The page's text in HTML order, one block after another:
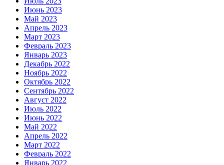
Июнь 2023
Май 2023
Апрель 2023
Март 2023
Февраль 2023
Январь 2023
Декабрь 2022
Ноябрь 2022
Октябрь 2022
Сентябрь 2022
Август 2022
Июль 2022
Июнь 2022
Май 2022
Апрель 2022
Март 2022
Февраль 2022
Январь 2022